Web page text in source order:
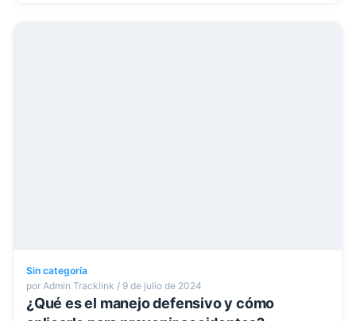
Sin categoría
por Admin Tracklink / 9 de julio de 2024
¿Qué es el manejo defensivo y cómo